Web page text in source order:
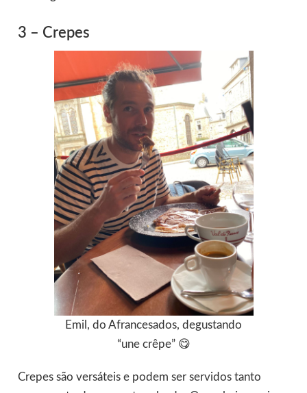
3 – Crepes
Emil, do Afrancesados, degustando
“une crêpe” 😋
Crepes são versáteis e podem ser servidos tanto